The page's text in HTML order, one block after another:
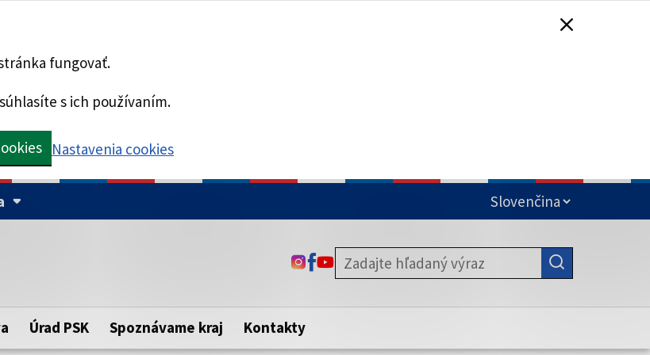
fungovať.
s ich používaním.
Nastavenia cookies
kraja.
Táto stránka je zabezpečená
zabezpečenú webovú stránku. Zabezpečená stránka vždy začína
https:// pred názvom domény webového sídla.
ODKAZ SA OTVORÍ NA NOVEJ KARTE
ODKAZ SA OTVORÍ NA NOVEJ KARTE
ODKAZ SA OTVORÍ NA NOVEJ KARTE
Úrad PSK Spoznávame kraj Kontakty